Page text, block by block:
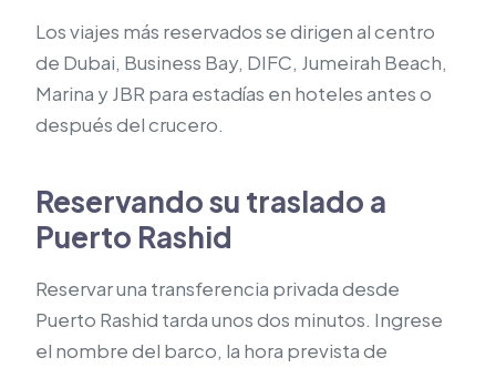
Los viajes más reservados se dirigen al centro
de Dubai, Business Bay, DIFC, Jumeirah Beach,
Marina y JBR para estadías en hoteles antes o
después del crucero.
Reservando su traslado a
Puerto Rashid
Reservar una transferencia privada desde
Puerto Rashid tarda unos dos minutos. Ingrese
el nombre del barco, la hora prevista de